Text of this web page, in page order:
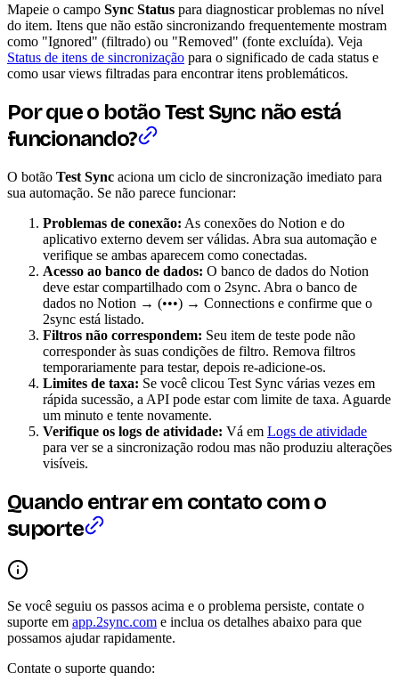
Mapeie o campo Sync Status para diagnosticar problemas no nível
do item. Itens que não estão sincronizando frequentemente mostram
como "Ignored" (filtrado) ou "Removed" (fonte excluída). Veja
Status de itens de sincronização para o significado de cada status e
como usar views filtradas para encontrar itens problemáticos.
Por que o botão Test Sync não está
funcionando?
O botão Test Sync aciona um ciclo de sincronização imediato para
sua automação. Se não parece funcionar:
Problemas de conexão: As conexões do Notion e do
aplicativo externo devem ser válidas. Abra sua automação e
verifique se ambas aparecem como conectadas.
Acesso ao banco de dados: O banco de dados do Notion
deve estar compartilhado com o 2sync. Abra o banco de
dados no Notion → (•••) → Connections e confirme que o
2sync está listado.
Filtros não correspondem: Seu item de teste pode não
corresponder às suas condições de filtro. Remova filtros
temporariamente para testar, depois re-adicione-os.
Limites de taxa: Se você clicou Test Sync várias vezes em
rápida sucessão, a API pode estar com limite de taxa. Aguarde
um minuto e tente novamente.
Verifique os logs de atividade: Vá em Logs de atividade
para ver se a sincronização rodou mas não produziu alterações
visíveis.
Quando entrar em contato com o
suporte
Se você seguiu os passos acima e o problema persiste, contate o
suporte em app.2sync.com e inclua os detalhes abaixo para que
possamos ajudar rapidamente.
Contate o suporte quando: